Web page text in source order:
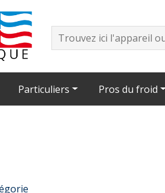
Particuliers Pros du froid